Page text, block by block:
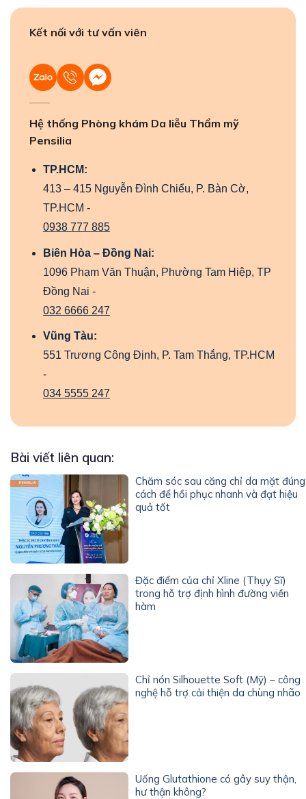
Kết nối với tư vấn viên
Hệ thống Phòng khám Da liễu Thẩm mỹ
Pensilia
TP.HCM:
413 – 415 Nguyễn Đình Chiểu, P. Bàn Cờ,
TP.HCM -
0938 777 885
Biên Hòa – Đồng Nai:
1096 Phạm Văn Thuận, Phường Tam Hiệp, TP
Đồng Nai -
032 6666 247
Vũng Tàu:
551 Trương Công Định, P. Tam Thắng, TP.HCM
-
034 5555 247
Bài viết liên quan:
Chăm sóc sau căng chỉ da mặt đúng
cách để hồi phục nhanh và đạt hiệu
quả tốt
Đặc điểm của chỉ Xline (Thụy Sĩ)
trong hỗ trợ định hình đường viền
hàm
Chỉ nón Silhouette Soft (Mỹ) – công
nghệ hỗ trợ cải thiện da chùng nhão
Uống Glutathione có gây suy thận,
hư thận không?